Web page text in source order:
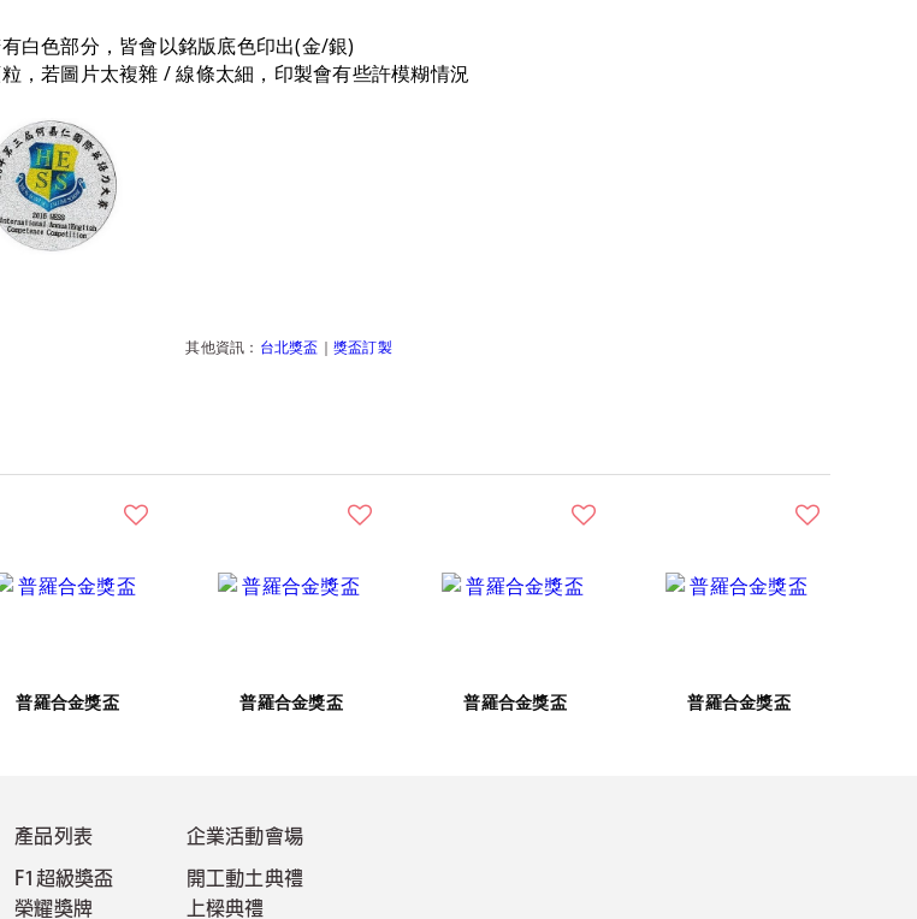
白色部分，皆會以銘版底色印出(金/銀)
，若圖片太複雜 / 線條太細，印製會有些許模糊情況
其他資訊： 台北獎盃 獎盃訂製
普羅合金獎盃 普羅合金獎盃 普羅合金獎盃 普羅合金獎盃
產品列表
F1超級獎盃
榮耀獎牌
企業活動會場
開工動土典禮
上樑典禮